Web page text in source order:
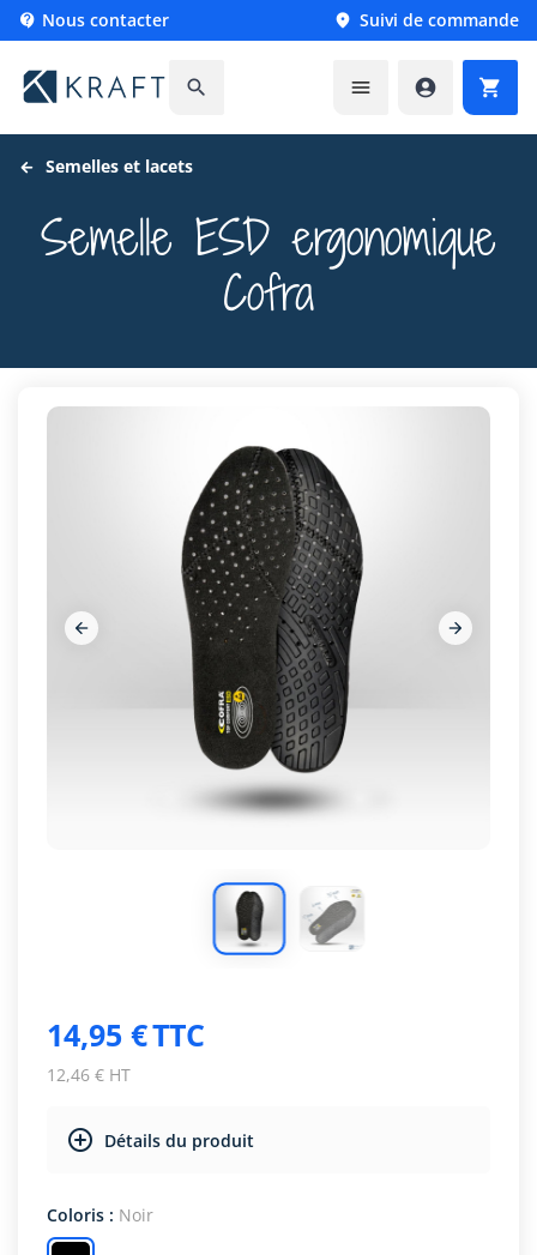
 Nous contacter  Suivi de commande
   
Semelles et lacets
Semelle ESD ergonomique
Cofra
 
 
14,95 €TTC
12,46 € HT
Détails du produit
Coloris : Noir